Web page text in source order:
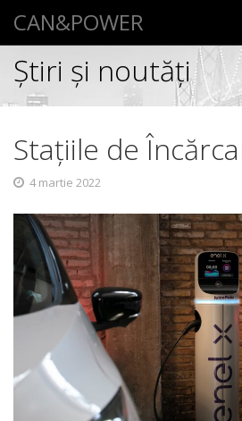
CAN&POWER
Știri şi noutăţi
Stațiile de
4 martie 2022